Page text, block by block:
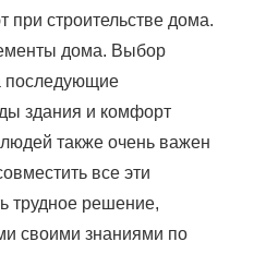
при строительстве дома.
дома. Выбор
последующие
здания и комфорт
также очень важен
все эти
трудное решение,
своими знаниями по